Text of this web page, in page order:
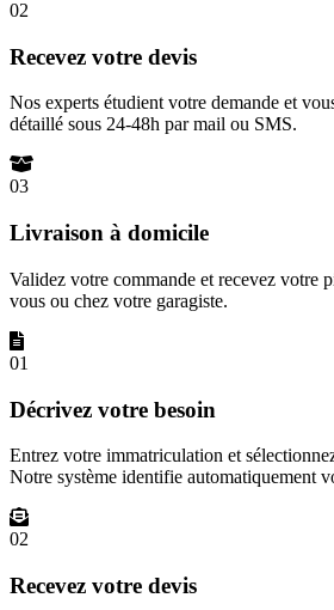
02
Recevez votre devis
Nos experts étudient votre demande et
détaillé sous 24-48h par mail ou SMS.
03
Livraison à domicile
Validez votre commande et recevez votre
vous ou chez votre garagiste.
01
Décrivez votre besoin
Entrez votre immatriculation et
Notre système identifie automatiquement
02
Recevez votre devis